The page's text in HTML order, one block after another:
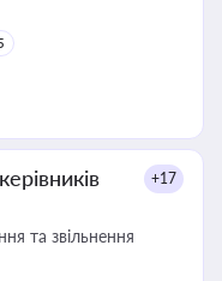
+17
та звільнення